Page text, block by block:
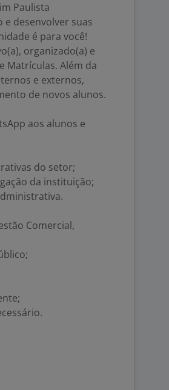
Paulista
desenvolver suas
é para você!
organizado(a) e
Matrículas. Além da
e externos,
de novos alunos.
aos alunos e
do setor;
da instituição;
Comercial,